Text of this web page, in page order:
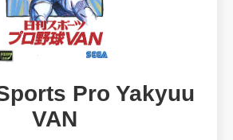
Pro Yakyuu
VAN